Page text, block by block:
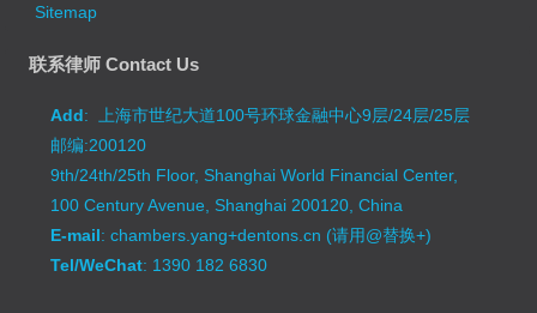
Sitemap
联系律师 Contact Us
Add: 上海市世纪大道100号环球金融中心9层/24层/25层
邮编:200120
9th/24th/25th Floor, Shanghai World Financial Center,
100 Century Avenue, Shanghai 200120, China
E-mail: chambers.yang+dentons.cn (请用@替换+)
Tel/WeChat: 1390 182 6830